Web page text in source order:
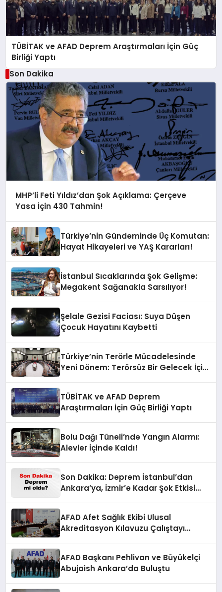
TÜBİTAK ve AFAD Deprem Araştırmaları İçin Güç
Birliği Yaptı
Son Dakika
MHP’li Feti Yıldız’dan Şok Açıklama: Çerçeve
Yasa İçin 430 Tahmin!
Türkiye’nin Gündeminde Üç Komutan:
Hayat Hikayeleri ve YAŞ Kararları!
İstanbul Sıcaklarında Şok Gelişme:
Megakent Sağanakla Sarsılıyor!
Şelale Gezisi Faciası: Suya Düşen
Çocuk Hayatını Kaybetti
Türkiye’nin Terörle Mücadelesinde
Yeni Dönem: Terörsüz Bir Gelecek İçin
TÜBİTAK ve AFAD Deprem
Araştırmaları İçin Güç Birliği Yaptı
Bolu Dağı Tüneli’nde Yangın Alarmı:
Alevler İçinde Kaldı!
Son Dakika: Deprem İstanbul’dan
Ankara’ya, İzmir’e Kadar Şok Etkisi
AFAD Afet Sağlık Ekibi Ulusal
Akreditasyon Kılavuzu Çalıştayı
AFAD Başkanı Pehlivan ve Büyükelçi
Abujaish Ankara’da Buluştu